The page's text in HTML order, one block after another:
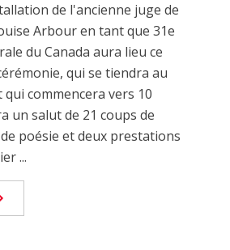
de l'ancienne juge de
Arbour en tant que 31e
du Canada aura lieu ce
qui se tiendra au
qui commencera vers 10
un salut de 21 coups de
poésie et deux prestations
...